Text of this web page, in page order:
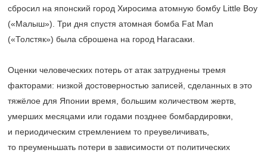
сбросил на японский город Хиросима атомную бомбу Little Boy
(«Малыш»). Три дня спустя атомная бомба Fat Man
(«Толстяк») была сброшена на город Нагасаки.
Оценки человеческих потерь от атак затруднены тремя
факторами: низкой достоверностью записей, сделанных в это
тяжёлое для Японии время, большим количеством жертв,
умерших месяцами или годами позднее бомбардировки,
и периодическим стремлением то преувеличивать,
то преуменьшать потери в зависимости от политических